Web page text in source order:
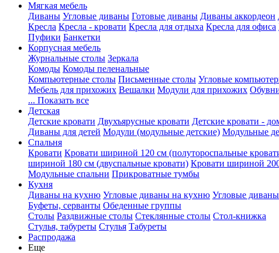
Мягкая мебель
Диваны Угловые диваны Готовые диваны Диваны аккордеон
Кресла Кресла - кровати Кресла для отдыха Кресла для офиса
Пуфики Банкетки
Корпусная мебель
Журнальные столы Зеркала
Комоды Комоды пеленальные
Компьютерные столы Письменные столы Угловые
Мебель для прихожих Вешалки Модули для прихожих
... Показать все
Детская
Детские кровати Двухъярусные кровати Детские кровати -
Диваны для детей Модули (модульные детские) Модульные
Спальня
Кровати Кровати шириной 120 см (полутороспальные
шириной 180 см (двуспальные кровати) Кровати шириной
Модульные спальни Прикроватные тумбы
Кухня
Диваны на кухню Угловые диваны на кухню Угловые
Буфеты, серванты Обеденные группы
Столы Раздвижные столы Стеклянные столы Стол-книжка
Стулья, табуреты Стулья Табуреты
Распродажа
Еще